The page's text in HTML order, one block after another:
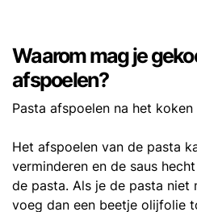
Waarom mag je
afspoelen?
Pasta afspoelen na het koken
Het afspoelen van de pasta
verminderen en de saus
de pasta. Als je de pasta niet
voeg dan een beetje olijfolie